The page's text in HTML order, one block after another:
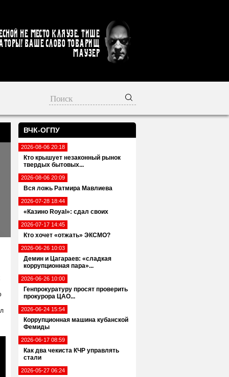
не место кляузе. Тише
Ваше слово товарищ
Маузер
ВЧК-ОГПУ
2026-08-06 20:18
Кто крышует незаконный рынок
твердых бытовых...
2026-08-06 20:09
Вся ложь Ратмира Мавлиева
2026-07-28 18:44
«Казино Royal»: сдал своих
2026-07-17 14:45
Кто хочет «отжать» ЭКСМО?
2026-06-26 10:03
Демин и Цагараев: «сладкая
коррупционная пара»...
2026-06-26 10:00
Генпрокуратуру просят проверить
прокурора ЦАО...
2026-06-24 15:54
Коррупционная машина кубанской
Фемиды
2026-06-17 08:59
Как два чекиста КЧР управлять
стали
2026-05-27 06:24